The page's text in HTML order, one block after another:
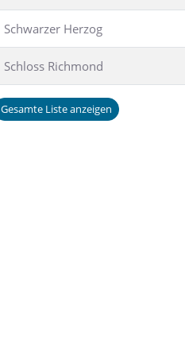
Schwarzer Herzog
Schloss Richmond
Gesamte Liste anzeigen